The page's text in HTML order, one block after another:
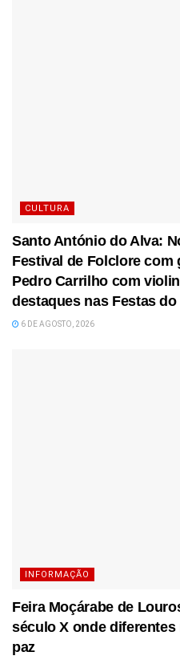
CULTURA
Santo António do Alva:
Festival de Folclore
Pedro Carrilho com
destaques nas Festas do
6 DE AGOSTO, 2026
INFORMAÇÃO
Feira Moçárabe de
século X onde
paz